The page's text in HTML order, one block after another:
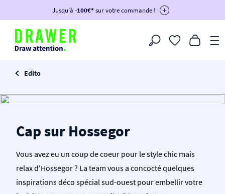
Jusqu'à -100€*sur votre commande !
BIKINI100
-voir conditions en bas de page-
DRAWER DAYS- Profitez de remises allant jusqu'à -50%*
Filtrer
Edito
Cap sur Hossegor
Vous avez eu un coup de coeur pour le style chic mais
relax d'Hossegor ? La team vous a concocté quelques
inspirations déco spécial sud-ouest pour embellir votre